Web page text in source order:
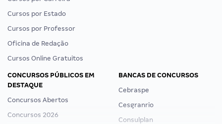
Cursos por Estado
Cursos por Professor
Oficina de Redação
Cursos Online Gratuitos
CONCURSOS PÚBLICOS EM
DESTAQUE
Concursos Abertos
Concursos 2026
BANCAS DE CONCURSOS
Cebraspe
Cesgranrio
Consulplan